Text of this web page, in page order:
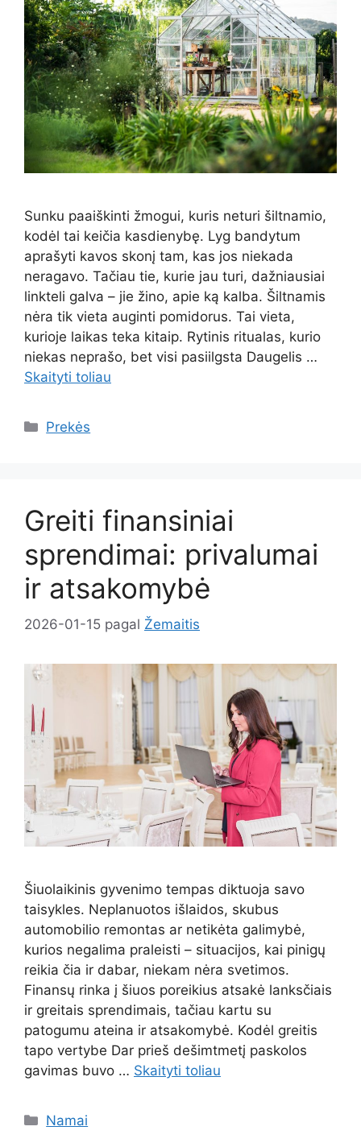
Sunku paaiškinti žmogui, kuris neturi šiltnamio,
kodėl tai keičia kasdienybę. Lyg bandytum
aprašyti kavos skonį tam, kas jos niekada
neragavo. Tačiau tie, kurie jau turi, dažniausiai
linkteli galva – jie žino, apie ką kalba. Šiltnamis
nėra tik vieta auginti pomidorus. Tai vieta,
kurioje laikas teka kitaip. Rytinis ritualas, kurio
niekas neprašo, bet visi pasiilgsta Daugelis …
Skaityti toliau
Kategorijos
Prekės
Greiti finansiniai
sprendimai: privalumai
ir atsakomybė
2026-01-15 pagal Žemaitis
Šiuolaikinis gyvenimo tempas diktuoja savo
taisykles. Neplanuotos išlaidos, skubus
automobilio remontas ar netikėta galimybė,
kurios negalima praleisti – situacijos, kai pinigų
reikia čia ir dabar, niekam nėra svetimos.
Finansų rinka į šiuos poreikius atsakė lanksčiais
ir greitais sprendimais, tačiau kartu su
patogumu ateina ir atsakomybė. Kodėl greitis
tapo vertybe Dar prieš dešimtmetį paskolos
gavimas buvo … Skaityti toliau
Kategorijos
Namai